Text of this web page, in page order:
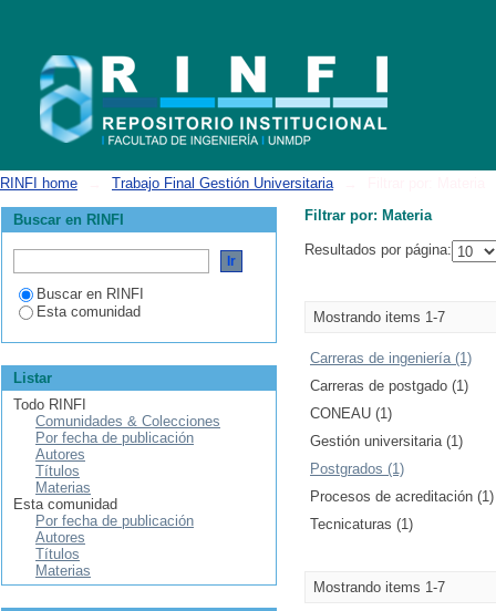
RINFI home Trabajo Final Gestión Universitaria
Filtrar por: Materia
Resultados por página:
Mostrando items 1-7
Carreras de ingeniería (1)
Carreras de postgado (1)
CONEAU (1)
Gestión universitaria (1)
Postgrados (1)
Procesos de acreditación (1)
Tecnicaturas (1)
Mostrando items 1-7
Buscar en RINFI
Buscar en RINFI
Esta comunidad
Listar
Todo RINFI
Comunidades & Colecciones
Por fecha de publicación
Autores
Títulos
Materias
Esta comunidad
Por fecha de publicación
Autores
Títulos
Materias